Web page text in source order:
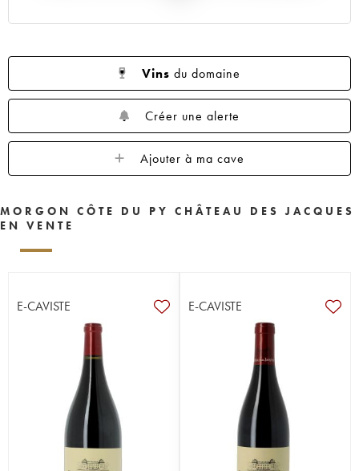
Vins du domaine
Créer une alerte
Ajouter à ma cave
MORGON CÔTE DU PY CHÂTEAU DES JACQUES
EN VENTE
E-CAVISTE E-CAVISTE